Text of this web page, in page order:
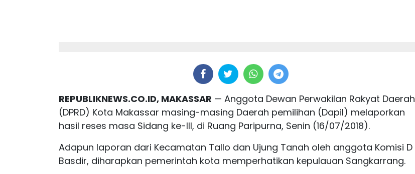
REPUBLIKNEWS.CO.ID, MAKASSAR — Anggota Dewan Perwakilan Rakyat Daerah
(DPRD) Kota Makassar masing-masing Daerah pemilihan (Dapil) melaporkan
hasil reses masa Sidang ke-III, di Ruang Paripurna, Senin (16/07/2018).
Adapun laporan dari Kecamatan Tallo dan Ujung Tanah oleh anggota Komisi D
Basdir, diharapkan pemerintah kota memperhatikan kepulauan Sangkarrang.